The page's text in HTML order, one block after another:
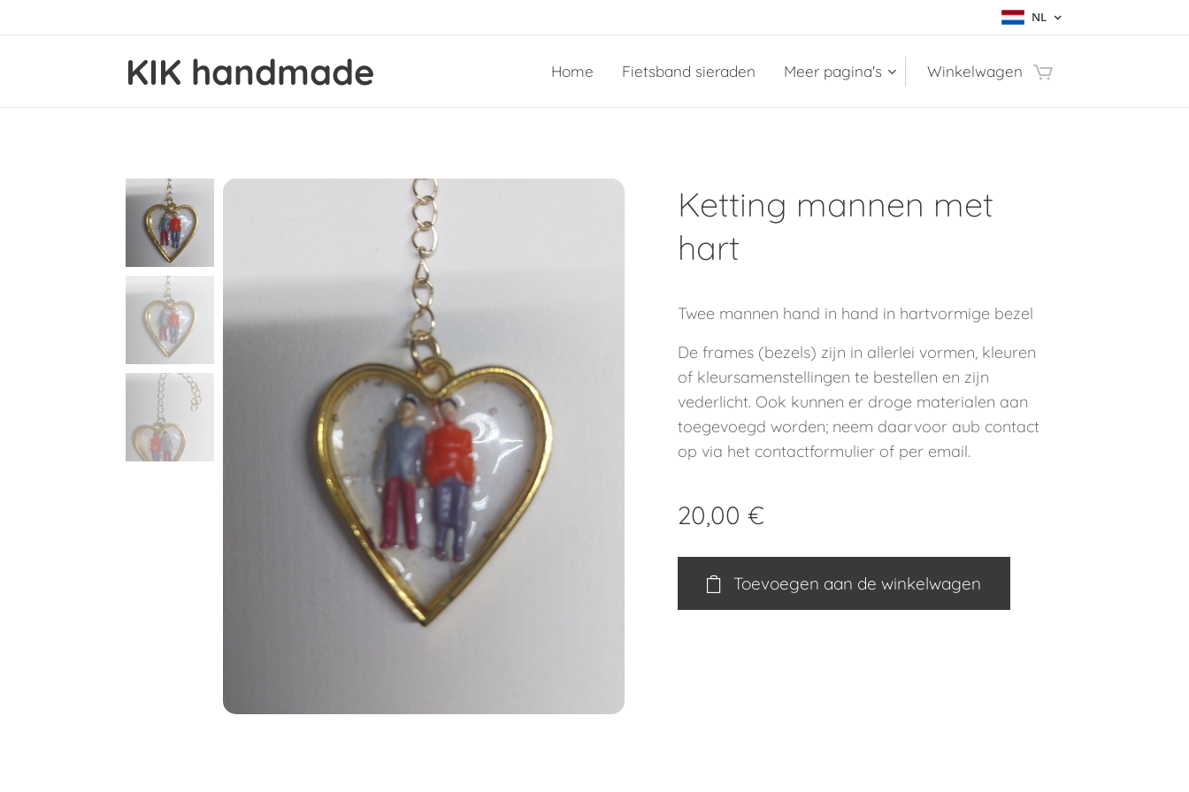
NL
KIK handmade Home Fietsband sieraden Meer pagina's Winkelwagen
Ketting mannen met
hart
Twee mannen hand in hand in hartvormige bezel
De frames (bezels) zijn in allerlei vormen, kleuren
of kleursamenstellingen te bestellen en zijn
vederlicht. Ook kunnen er droge materialen aan
toegevoegd worden; neem daarvoor aub contact
op via het contactformulier of per email.
20,00 €
Toevoegen aan de winkelwagen